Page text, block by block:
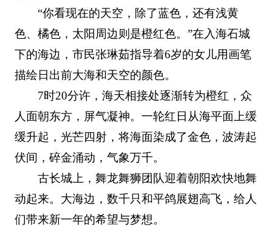
“你看现在的天空，除了蓝色，还有浅黄
色、橘色，太阳周边则是橙红色。”在入海石城
下的海边，市民张琳茹指导着6岁的女儿用画笔
描绘日出前大海和天空的颜色。
7时20分许，海天相接处逐渐转为橙红，众
人面朝东方，屏气凝神。一轮红日从海平面上缓
缓升起，光芒四射，将海面染成了金色，波涛起
伏间，碎金涌动，气象万千。
古长城上，舞龙舞狮团队迎着朝阳欢快地舞
动起来。大海边，数千只和平鸽展翅高飞，给人
们带来新一年的希望与梦想。